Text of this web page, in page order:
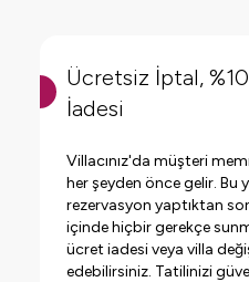
Ücretsiz İptal,
İadesi
Villacınız'da müşteri
her şeyden önce gelir. Bu
rezervasyon yaptıktan
içinde hiçbir gerekçe
ücret iadesi veya villa
edebilirsiniz. Tatilinizi